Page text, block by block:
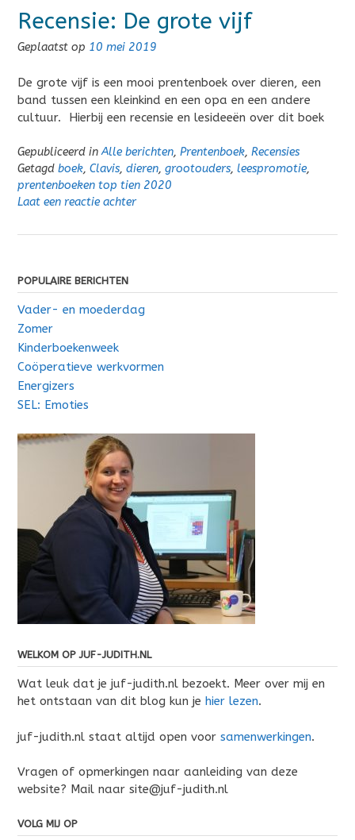
Recensie: De grote vijf
Geplaatst op 10 mei 2019
De grote vijf is een mooi prentenboek over dieren, een
band tussen een kleinkind en een opa en een andere
cultuur. Hierbij een recensie en lesideeën over dit boek
Gepubliceerd inAlle berichten, Prentenboek, Recensies
Getagd boek, Clavis, dieren, grootouders, leespromotie,
prentenboeken top tien 2020
Laat een reactie achter
POPULAIRE BERICHTEN
Vader- en moederdag
Zomer
Kinderboekenweek
Coöperatieve werkvormen
Energizers
SEL: Emoties
WELKOM OP JUF-JUDITH.NL
Wat leuk dat je juf-judith.nl bezoekt. Meer over mij en
het ontstaan van dit blog kun je hier lezen.
juf-judith.nl staat altijd open voor samenwerkingen.
Vragen of opmerkingen naar aanleiding van deze
website? Mail naar site@juf-judith.nl
VOLG MIJ OP